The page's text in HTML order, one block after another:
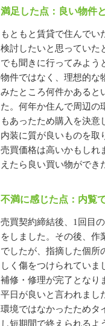
満足した点：良い物件
もともと賃貸で住んでい
検討したいと思っていた
でも聞きに行ってみよう
物件ではなく、理想的な
みたところ何件かあると
た。何年か住んで周辺の
もあったため購入を決意
内装に質が良いものを取
売買価格は高いかもしれ
えたら良い買い物ができ
不満に感じた点：内覧
売買契約締結後、1回目
をしました。その後、作
でしたが、指摘した個所
しく傷をつけられてい
補修・修理が完了となり
平日が良いと言われまし
環境ではなかったためタ
し短期間で終えられる